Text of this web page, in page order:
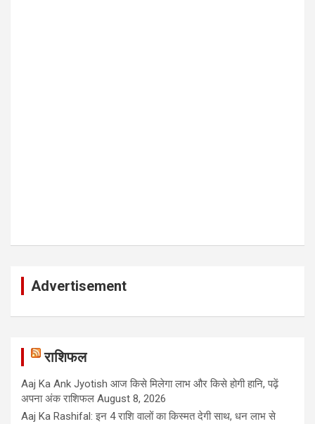
Advertisement
राशिफल
Aaj Ka Ank Jyotish आज किसे मिलेगा लाभ और किसे होगी हानि, पढ़ें
अपना अंक राशिफल August 8, 2026
Aaj Ka Rashifal: इन 4 राशि वालों का किस्मत देगी साथ, धन लाभ से